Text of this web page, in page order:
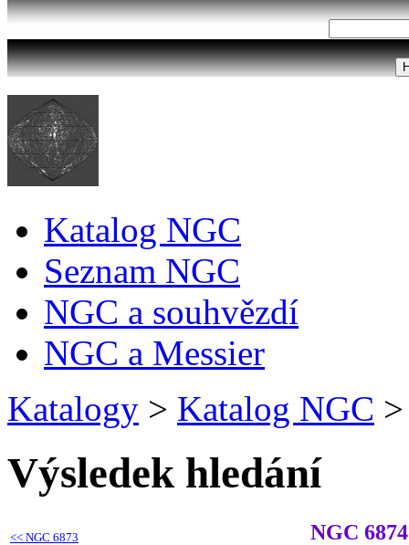
Katalog NGC
Seznam NGC
NGC a souhvězdí
NGC a Messier
Katalogy > Katalog NGC >
Výsledek hledání
<< NGC 6873 NGC 6874